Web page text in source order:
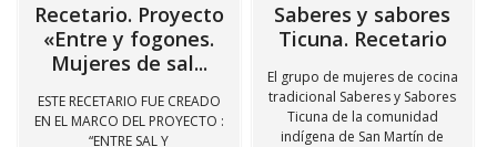
Recetario. Proyecto
«Entre y fogones.
Mujeres de sal...
ESTE RECETARIO FUE CREADO
EN EL MARCO DEL PROYECTO :
“ENTRE SAL Y
Saberes y sabores
Ticuna. Recetario
El grupo de mujeres de cocina
tradicional Saberes y Sabores
Ticuna de la comunidad
indígena de San Martín de